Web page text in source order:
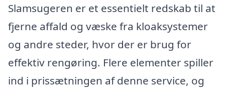
Slamsugeren er et essentielt redskab til at
fjerne affald og væske fra kloaksystemer
og andre steder, hvor der er brug for
effektiv rengøring. Flere elementer spiller
ind i prissætningen af denne service, og